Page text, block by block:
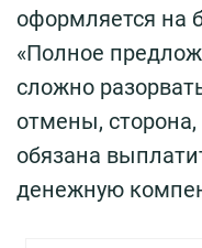
оформляется на
«Полное
сложно
отмены, сторона,
обязана
денежную